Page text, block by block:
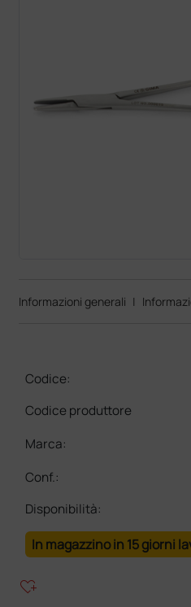
Informazioni generali |
Codice:
Codice produttore
Marca:
Conf.:
Disponibilità:
In magazzino in 15 giorni
heart_plus